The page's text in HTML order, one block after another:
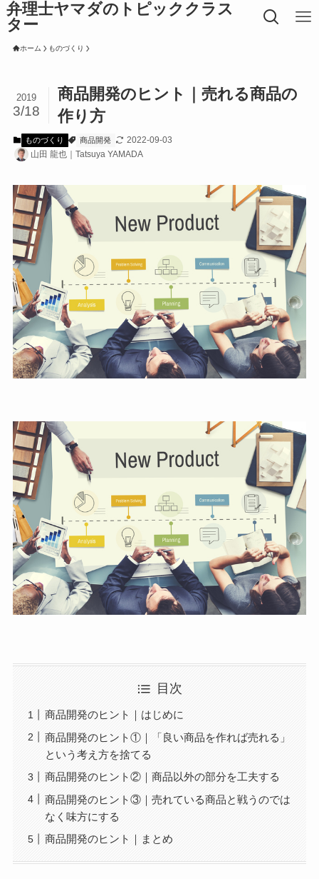
弁理士ヤマダのトピッククラス
ター
ホーム ものづくり
商品開発のヒント｜売れる商品の
作り方
2019
3/18
ものづくり 商品開発
2022-09-03
山田 龍也｜Tatsuya YAMADA
目次
商品開発のヒント｜はじめに
商品開発のヒント①｜「良い商品を作れば売れる」
という考え方を捨てる
商品開発のヒント②｜商品以外の部分を工夫する
商品開発のヒント③｜売れている商品と戦うのでは
なく味方にする
商品開発のヒント｜まとめ